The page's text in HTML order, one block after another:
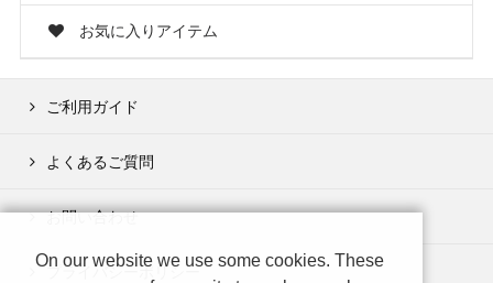
お気に入りアイテム
ご利用ガイド
よくあるご質問
お問い合わせ
プライバシーポリシー
On our website we use some cookies. These